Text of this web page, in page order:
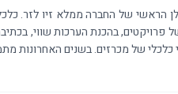
פרויקטים, בהכנת הערכות שווי,
כלכלי של מכרזים. בשנים האחרונות